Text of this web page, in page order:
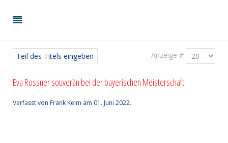
Anzeige #
Eva Rossner souverän bei der bayerischen Meisterschaft
Verfasst von Frank Keim am 01. Juni 2022.